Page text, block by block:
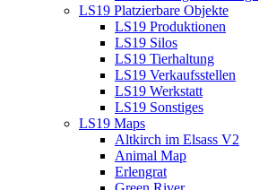
LS19 Platzierbare Objekte
LS19 Produktionen
LS19 Silos
LS19 Tierhaltung
LS19 Verkaufsstellen
LS19 Werkstatt
LS19 Sonstiges
LS19 Maps
Altkirch im Elsass V2
Animal Map
Erlengrat